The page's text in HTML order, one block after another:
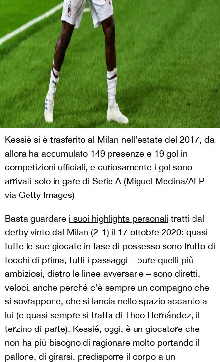
Kessié si è trasferito al Milan nell’estate del 2017, da
allora ha accumulato 149 presenze e 19 gol in
competizioni ufficiali, e curiosamente i gol sono
arrivati solo in gare di Serie A (Miguel Medina/AFP
via Getty Images)
Basta guardare i suoi highlights personali tratti dal
derby vinto dal Milan (2-1) il 17 ottobre 2020: quasi
tutte le sue giocate in fase di possesso sono frutto di
tocchi di prima, tutti i passaggi – pure quelli più
ambiziosi, dietro le linee avversarie – sono diretti,
veloci, anche perché c’è sempre un compagno che
si sovrappone, che si lancia nello spazio accanto a
lui (e quasi sempre si tratta di Theo Hernández, il
terzino di parte). Kessié, oggi, è un giocatore che
non ha più bisogno di ragionare molto portando il
pallone, di girarsi, predisporre il corpo a un